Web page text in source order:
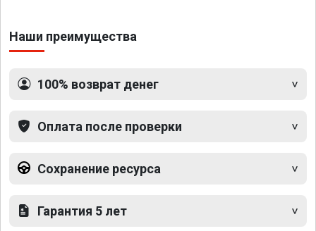
Наши преимущества
100% возврат денег
Оплата после проверки
Сохранение ресурса
Гарантия 5 лет